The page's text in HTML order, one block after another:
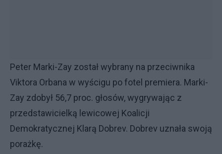
Peter Marki-Zay został wybrany na przeciwnika
Viktora Orbana w wyścigu po fotel premiera. Marki-
Zay zdobył 56,7 proc. głosów, wygrywając z
przedstawicielką lewicowej Koalicji
Demokratycznej Klarą Dobrev. Dobrev uznała swoją
porażkę.